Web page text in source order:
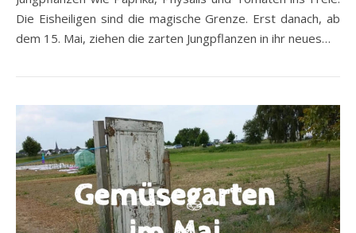
Die Eisheiligen sind die magische Grenze. Erst danach, ab
dem 15. Mai, ziehen die zarten Jungpflanzen in ihr neues…